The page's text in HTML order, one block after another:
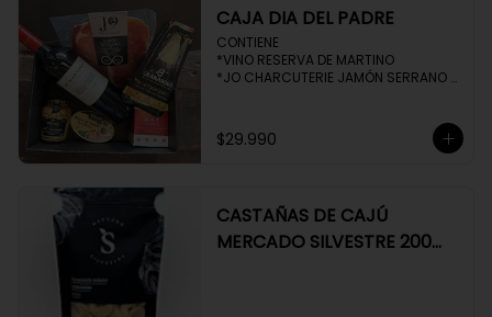
CAJA DIA DEL PADRE
CONTIENE
*VINO RESERVA DE MARTINO
*JO CHARCUTERIE JAMÓN SERRANO
*HENAFF MOUSSE DE CANARD
*NAT CRACKERS PEQUEÑAS
$29.990
CASTAÑAS DE CAJÚ
MERCADO SILVESTRE 200